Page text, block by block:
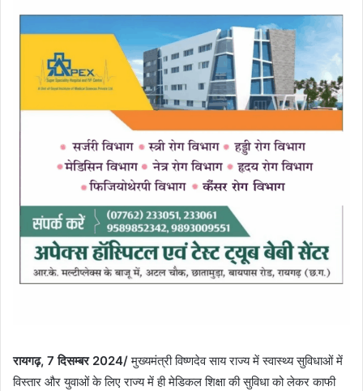
रायगढ़, 7 दिसम्बर 2024/मुख्यमंत्री विष्णदेव साय राज्य में स्वास्थ्य सुविधाओं में
विस्तार और युवाओं के लिए राज्य में ही मेडिकल शिक्षा की सुविधा को लेकर काफी